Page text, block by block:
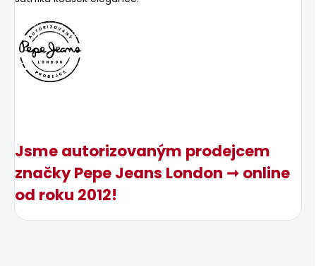
Jsme autorizovaným prodejcem
značky Pepe Jeans London ➞ online
od roku 2012!